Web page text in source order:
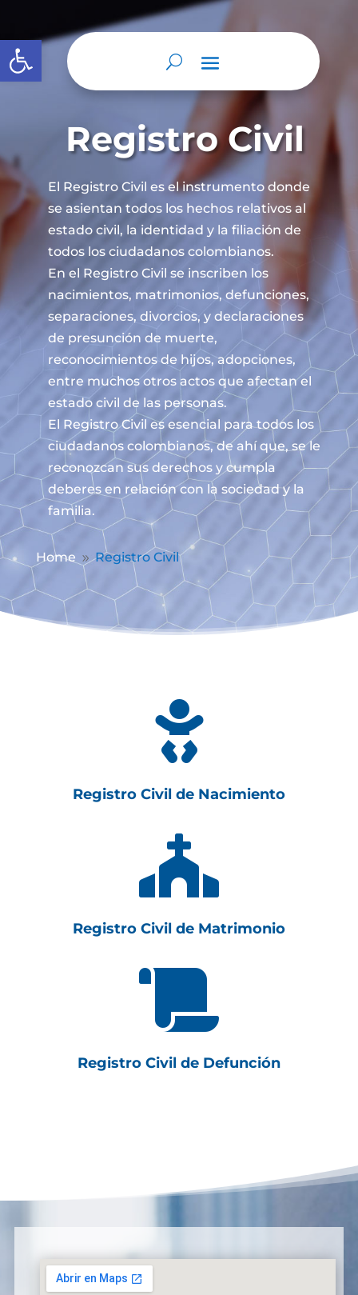
Abrir barra de herramientas
Registro Civil
El Registro Civil es el instrumento donde
se asientan todos los hechos relativos al
estado civil, la identidad y la filiación de
todos los ciudadanos colombianos.
En el Registro Civil se inscriben los
nacimientos, matrimonios, defunciones,
separaciones, divorcios, y declaraciones
de presunción de muerte,
reconocimientos de hijos, adopciones,
entre muchos otros actos que afectan el
estado civil de las personas.
El Registro Civil es esencial para todos los
ciudadanos colombianos, de ahí que, se le
reconozcan sus derechos y cumpla
deberes en relación con la sociedad y la
familia.
Home 9 Registro Civil

Registro Civil de Nacimiento

Registro Civil de Matrimonio

Registro Civil de Defunción